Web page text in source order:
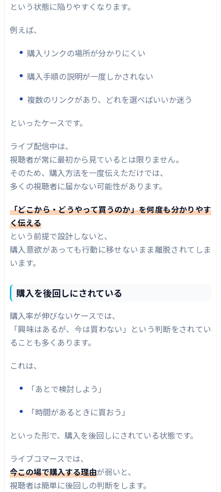
という状態に陥りやすくなります。
例えば、
購入リンクの場所が分かりにくい
購入手順の説明が一度しかされない
複数のリンクがあり、どれを選べばいいか迷う
といったケースです。
ライブ配信中は、
視聴者が常に最初から見ているとは限りません。
そのため、購入方法を一度伝えただけでは、
多くの視聴者に届かない可能性があります。
「どこから・どうやって買うのか」を何度も分かりやす
く伝える
という前提で設計しないと、
購入意欲があっても行動に移せないまま離脱されてしま
います。
購入を後回しにされている
購入率が伸びないケースでは、
「興味はあるが、今は買わない」という判断をされてい
ることも多くあります。
これは、
「あとで検討しよう」
「時間があるときに買おう」
といった形で、購入を後回しにされている状態です。
ライブコマースでは、
今この場で購入する理由が弱いと、
視聴者は簡単に後回しの判断をします。